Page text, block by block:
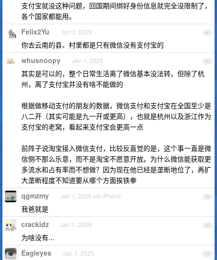
支付宝就没这种问题，回国期间绑好身份信息就完全没限制了，
各个国家都能用。
40
Felix2Yu Jan 1, 2025
你去云南的县、村里都是只有微信没有支付宝的
41
whusnoopy Jan 1, 2025
其实是可以的，整个日常生活离了微信基本没法转，但除了杭
州，离了支付宝并没有啥不能做的
根据做移动支付的朋友的数据，微信支付和支付宝在全国至少是
八二开（其实可能是九一开或更高），也就是杭州以及浙江作为
支付宝的老窝，看起来支付宝会更高一点
前阵子说淘宝接入微信支付，比较反直觉的是，这个事一直是微
信侧不那么乐意，而不是淘宝不愿意开放。为什么微信能获取更
多流水和占有率而不想做？因为现在他已经是垄断地位了，再扩
大垄断程度不知道要从哪个方面挨铁拳
42
qgmzmy Jan 1, 2025 via iPhone
我爸就是
43
crackidz Jan 1, 2025
为啥没有...
44
Eagleyes Jan 1, 2025